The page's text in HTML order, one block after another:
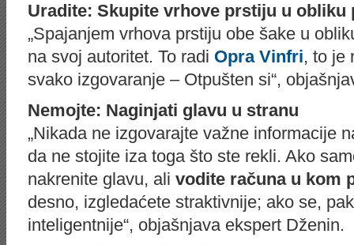
Uradite: Skupite vrhove prstiju u obliku
„Spajanjem vrhova prstiju obe šake u
na svoj autoritet. To radi Opra Vinfri, to je
svako izgovaranje – Otpušten si“,
Nemojte: Naginjati glavu u stranu
„Nikada ne izgovarajte važne informacije
da ne stojite iza toga što ste rekli. Ako
nakrenite glavu, ali vodite računa u kom
desno, izgledaćete straktivnije; ako se,
inteligentnije“, objašnjava ekspert Dženin.